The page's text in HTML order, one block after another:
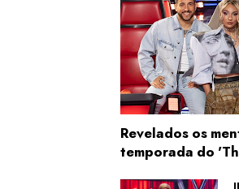
Revelados os
temporada do